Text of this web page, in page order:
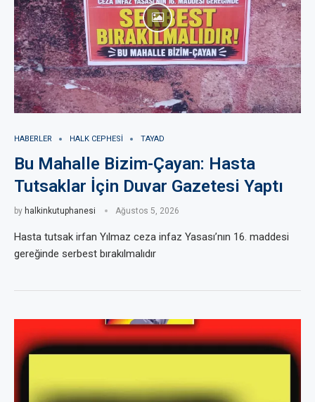
HABERLER HALK CEPHESI TAYAD
Bu Mahalle Bizim-Çayan: Hasta
Tutsaklar İçin Duvar Gazetesi Yaptı
by halkinkutuphanesi Ağustos 5, 2026
Hasta tutsak irfan Yılmaz ceza infaz Yasası’nın 16. maddesi
gereğinde serbest bırakılmalıdır